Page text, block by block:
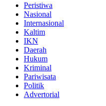
Peristiwa
Nasional
Internasional
Kaltim
IKN
Daerah
Hukum
Kriminal
Pariwisata
Politik
Advertorial